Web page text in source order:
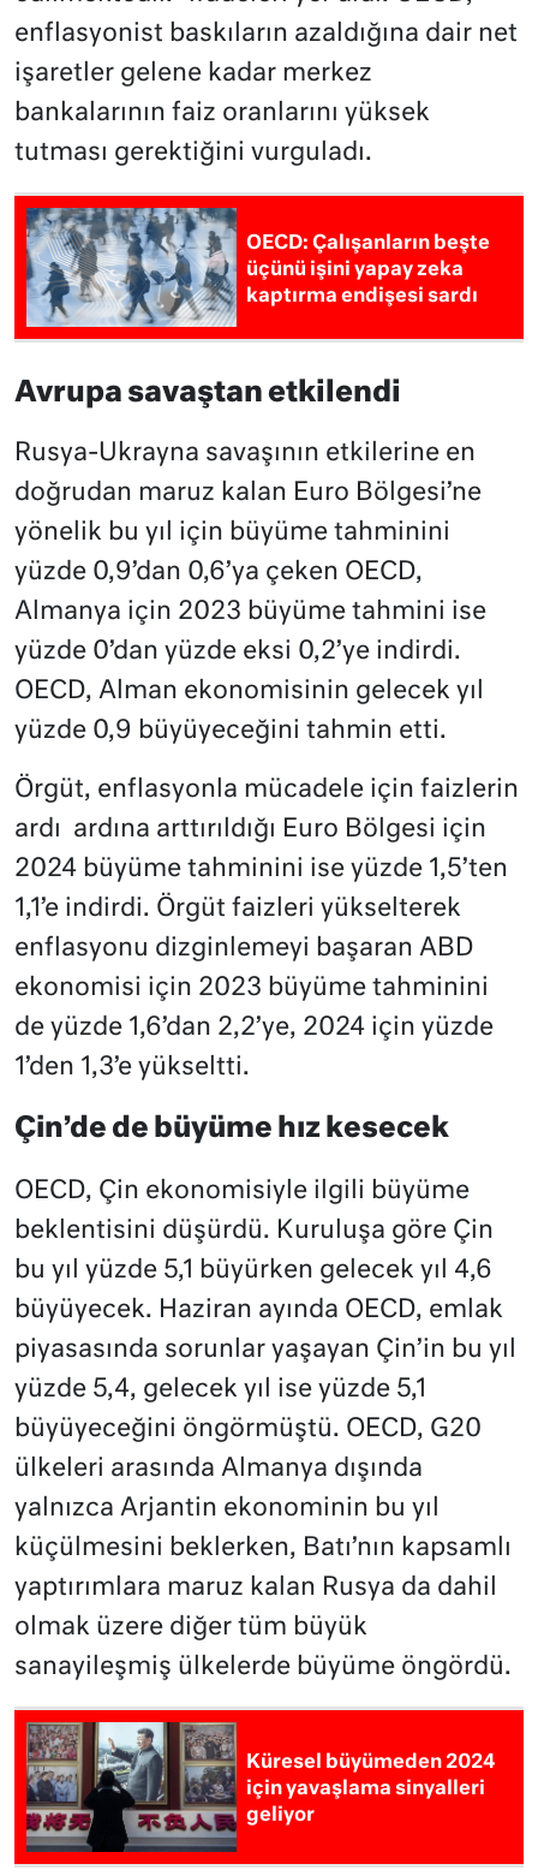
enflasyonist baskıların azaldığına dair net
işaretler gelene kadar merkez
bankalarının faiz oranlarını yüksek
tutması gerektiğini vurguladı.
OECD: Çalışanların beşte
üçünü işini yapay zeka
kaptırma endişesi sardı
Avrupa savaştan etkilendi
Rusya-Ukrayna savaşının etkilerine en
doğrudan maruz kalan Euro Bölgesi’ne
yönelik bu yıl için büyüme tahminini
yüzde 0,9’dan 0,6’ya çeken OECD,
Almanya için 2023 büyüme tahmini ise
yüzde 0’dan yüzde eksi 0,2’ye indirdi.
OECD, Alman ekonomisinin gelecek yıl
yüzde 0,9 büyüyeceğini tahmin etti.
Örgüt, enflasyonla mücadele için faizlerin
ardı ardına arttırıldığı Euro Bölgesi için
2024 büyüme tahminini ise yüzde 1,5’ten
1,1’e indirdi. Örgüt faizleri yükselterek
enflasyonu dizginlemeyi başaran ABD
ekonomisi için 2023 büyüme tahminini
de yüzde 1,6’dan 2,2’ye, 2024 için yüzde
1’den 1,3’e yükseltti.
Çin’de de büyüme hız kesecek
OECD, Çin ekonomisiyle ilgili büyüme
beklentisini düşürdü. Kuruluşa göre Çin
bu yıl yüzde 5,1 büyürken gelecek yıl 4,6
büyüyecek. Haziran ayında OECD, emlak
piyasasında sorunlar yaşayan Çin’in bu yıl
yüzde 5,4, gelecek yıl ise yüzde 5,1
büyüyeceğini öngörmüştü. OECD, G20
ülkeleri arasında Almanya dışında
yalnızca Arjantin ekonominin bu yıl
küçülmesini beklerken, Batı’nın kapsamlı
yaptırımlara maruz kalan Rusya da dahil
olmak üzere diğer tüm büyük
sanayileşmiş ülkelerde büyüme öngördü.
Küresel büyümeden 2024
için yavaşlama sinyalleri
geliyor